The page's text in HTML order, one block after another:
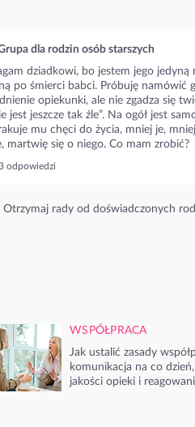
dla rodzin osób starszych
dziadkowi, bo jestem jego jedyną
po śmierci babci. Próbuję namówić
opiekunki, ale nie zgadza się
jest jeszcze tak źle”. Na ogół jest
mu chęci do życia, mniej je,
martwię się o niego. Co mam zrobić?
odpowiedzi
Otrzymaj rady od doświadczonych
WSPÓŁPRACA
Jak ustalić zasady
komunikacja na co
jakości opieki i